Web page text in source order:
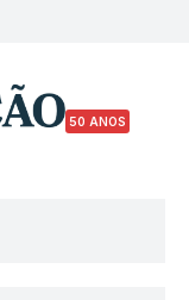
50 ANOS